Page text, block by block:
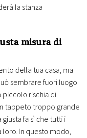
la stanza
misura di
della tua casa, ma
sembrare fuori luogo
rischia di
tappeto troppo grande
fa sì che tutti i
In questo modo,